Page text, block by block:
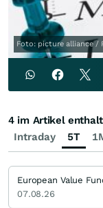
Foto: picture alliance /
Intraday 5T
4 im Artikel
07.08.26